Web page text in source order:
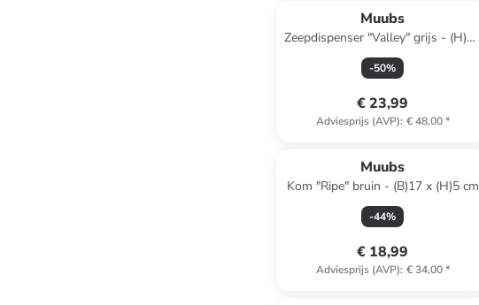
Muubs
Zeepdispenser "Valley" grijs - (H)12
x Ø 11 cm
-50%
€ 23,99
Adviesprijs (AVP): € 48,00*
Muubs
Kom "Ripe" bruin - (B)17 x (H)5 cm
-44%
€ 18,99
Adviesprijs (AVP): € 34,00*